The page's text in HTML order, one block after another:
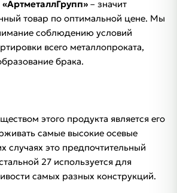
«АртметаллГрупп» – значит
товар по оптимальной цене. Мы
соблюдению условий
всего металлопроката,
брака.
этого продукта является его
самые высокие осевые
случаях это предпочтительный
27 используется для
самых разных конструкций.